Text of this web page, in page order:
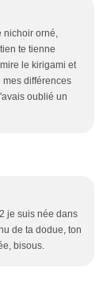
nichoir orné,
te tienne
le kirigami et
mes différences
oublié un
je suis née dans
de ta dodue, ton
bisous.